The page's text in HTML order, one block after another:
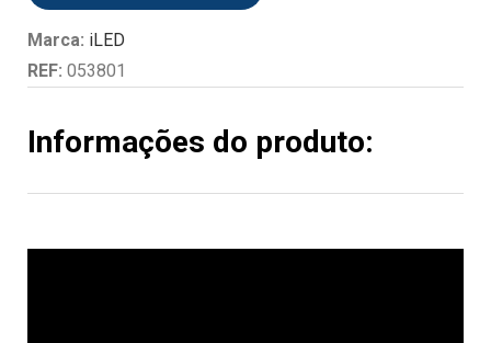
Marca: iLED
REF: 053801
Informações do produto: